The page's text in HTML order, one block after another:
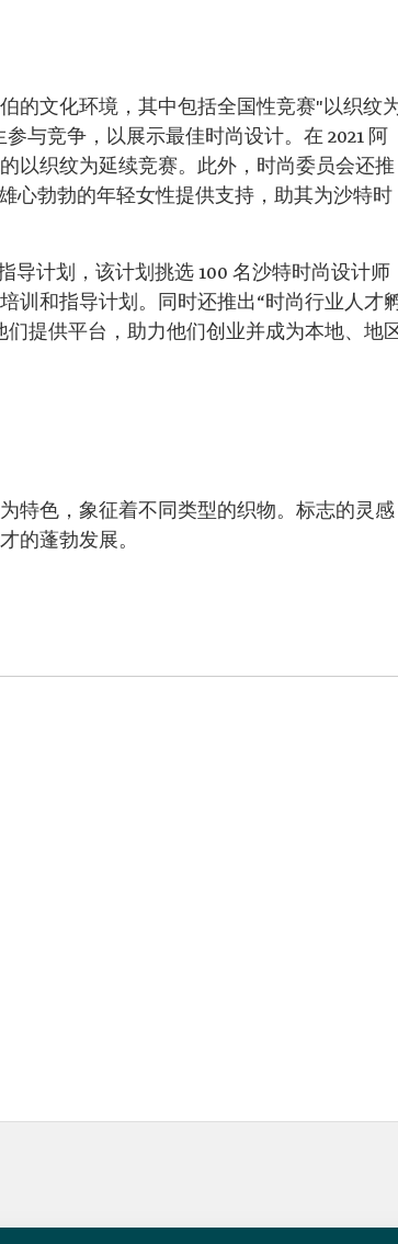
的文化环境，其中包括全国性竞赛"以织纹
与竞争，以展示最佳时尚设计。在 2021 阿
以织纹为延续竞赛。此外，时尚委员会还推
心勃勃的年轻女性提供支持，助其为沙特时
导计划，该计划挑选 100 名沙特时尚设计师
训和指导计划。同时还推出“时尚行业人才
提供平台，助力他们创业并成为本地、地
特色，象征着不同类型的织物。标志的灵感
的蓬勃发展。